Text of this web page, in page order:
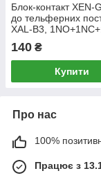
Блок-контакт XEN-
до тельферних
XAL-B3,
(A0140050030)
140 ₴
Купити
Про нас
100%
Працює з